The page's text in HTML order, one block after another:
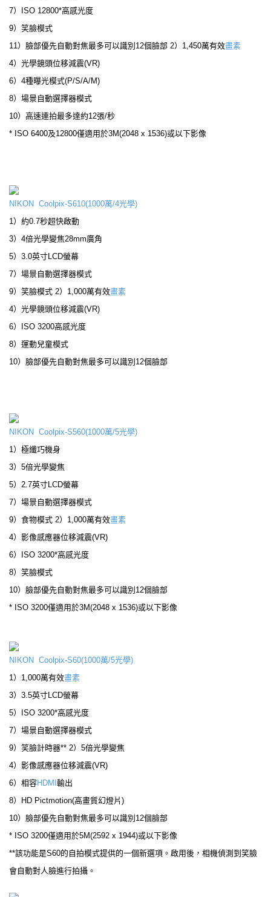
7）ISO 12800*高感光度
9）笑臉模式
11）臉部優先自動對焦最多可以識別12個臉部 2）1,450萬有效畫素
4）光學鏡頭位移減震(VR)
6）4種曝光模式(P/S/A/M)
8）場景自動選擇器模式
10）高速連拍最多達約12張/秒
* ISO 6400及12800僅適用於3M(2048 x 1536)或以下影像
NIKON Coolpix-S610(1000萬/4光學)
1）約0.7秒超快啟動
3）4倍光學變焦28mm廣角
5）3.0英寸LCD螢幕
7）場景自動選擇器模式
9）笑臉模式 2）1,000萬有效畫素
4）光學鏡頭位移減震(VR)
6）ISO 3200高感光度
8）運動兒童模式
10）臉部優先自動對焦最多可以識別12個臉部
NIKON Coolpix-S560(1000萬/5光學)
1）極纖巧機身
3）5倍光學變焦
5）2.7英寸LCD螢幕
7）場景自動選擇器模式
9）食物模式 2）1,000萬有效畫素
4）影像感應器位移減震(VR)
6）ISO 3200*高感光度
8）笑臉模式
10）臉部優先自動對焦最多可以識別12個臉部
* ISO 3200僅適用於3M(2048 x 1536)或以下影像
NIKON Coolpix-S60(1000萬/5光學)
1）1,000萬有效畫素
3）3.5英寸LCD螢幕
5）ISO 3200*高感光度
7）場景自動選擇器模式
9）笑臉計時器** 2）5倍光學變焦
4）影像感應器位移減震(VR)
6）相容HDMI 輸出
8）HD Pictmotion(高畫質幻燈片)
10）臉部優先自動對焦最多可以識別12個臉部
* ISO 3200僅適用於5M(2592 x 1944)或以下影像
**該功能是S60的自拍模式提供的一個新選項。啟用後，相機偵測到笑臉
會自動對人臉進行拍攝。